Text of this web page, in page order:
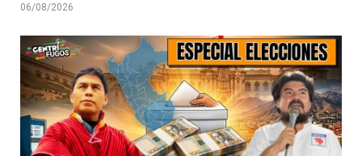
06/08/2026